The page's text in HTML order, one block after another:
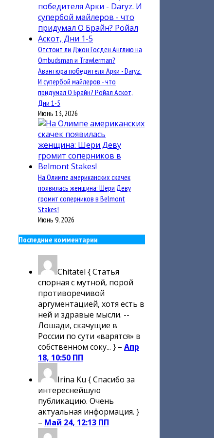
Отстоит ли Джон Госден Англию на
Ombudsman и Trawlerman?
Авантюра победителя Арки - Daryz.
И супербой майлеров - что
придумал О Брайн? Ройал Аскот,
Дни 1-5
Июнь 13, 2026
На Олимпе американских скачек
появилась женщина: Шери Деву
громит соперников в Belmont
Stakes!
Июнь 9, 2026
Последние комментарии
Chitatel { Статья
спорная с мутной, порой
противоречивой
аргументацией, хотя есть в
ней и здравые мысли. --
Лошади, скачущие в
России по сути «варятся» в
собственном соку... } – Апр
18, 10:50 ПП
Irina Ku { Спасибо за
интереснейшую
публикацию. Очень
актуальная информация. }
– Май 24, 12:13 ПП